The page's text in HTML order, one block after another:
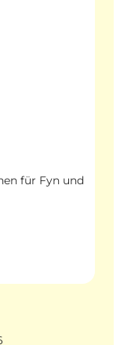
für Fyn und